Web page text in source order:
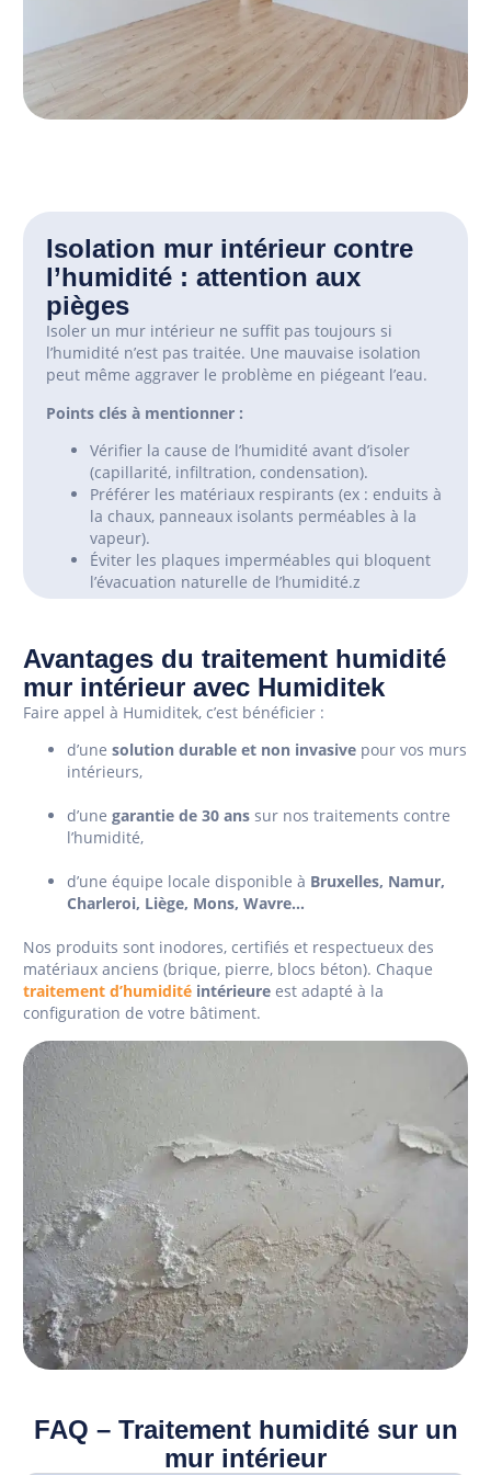
Isolation mur intérieur contre
l’humidité : attention aux
pièges
Isoler un mur intérieur ne suffit pas toujours si
l’humidité n’est pas traitée. Une mauvaise isolation
peut même aggraver le problème en piégeant l’eau.
Points clés à mentionner :
Vérifier la cause de l’humidité avant d’isoler
(capillarité, infiltration, condensation).
Préférer les matériaux respirants (ex : enduits à
la chaux, panneaux isolants perméables à la
vapeur).
Éviter les plaques imperméables qui bloquent
l’évacuation naturelle de l’humidité.z
Avantages du traitement humidité
mur intérieur avec Humiditek
Faire appel à Humiditek, c’est bénéficier :
d’une solution durable et non invasive pour vos murs
intérieurs,
d’une garantie de 30 ans sur nos traitements contre
l’humidité,
d’une équipe locale disponible à Bruxelles, Namur,
Charleroi, Liège, Mons, Wavre…
Nos produits sont inodores, certifiés et respectueux des
matériaux anciens (brique, pierre, blocs béton). Chaque
traitement d’humidité intérieure est adapté à la
configuration de votre bâtiment.
FAQ – Traitement humidité sur un
mur intérieur